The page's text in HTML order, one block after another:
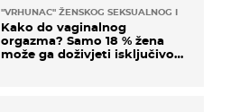
"VRHUNAC" ŽENSKOG SEKSUALNOG ISKUSTVA
Kako do vaginalnog
orgazma? Samo 18 % žena
može ga doživjeti isključivo